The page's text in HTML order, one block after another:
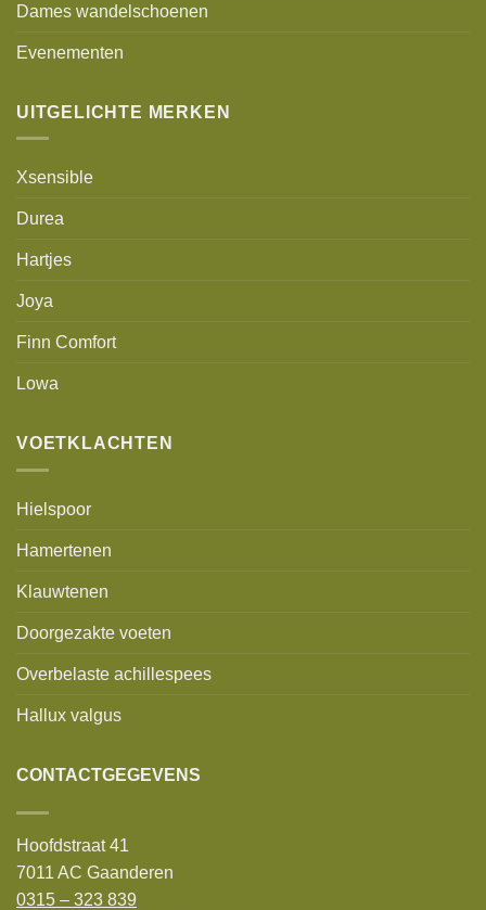
Dames wandelschoenen
Evenementen
UITGELICHTE MERKEN
Xsensible
Durea
Hartjes
Joya
Finn Comfort
Lowa
VOETKLACHTEN
Hielspoor
Hamertenen
Klauwtenen
Doorgezakte voeten
Overbelaste achillespees
Hallux valgus
CONTACTGEGEVENS
Hoofdstraat 41
7011 AC Gaanderen
0315 – 323 839